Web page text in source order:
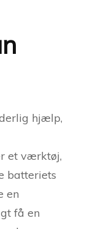
hjælp,
et værktøj,
batteriets
en
få en